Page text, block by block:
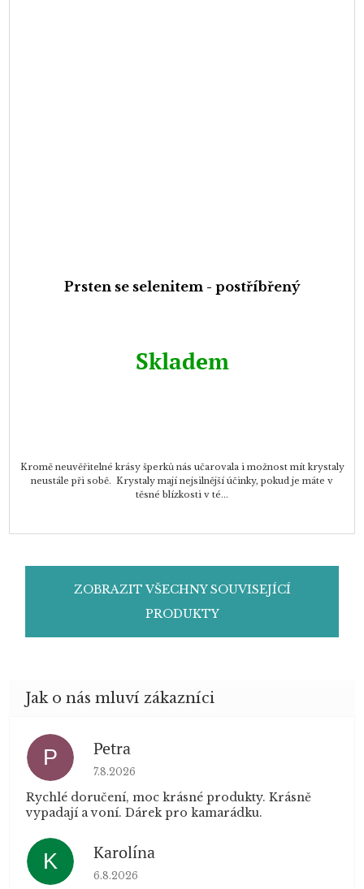
Prsten se selenitem - postříbřený
Skladem
Kromě neuvěřitelné krásy šperků nás učarovala i možnost mít krystaly
neustále při sobě. Krystaly mají nejsilnější účinky, pokud je máte v
těsné blízkosti v té...
ZOBRAZIT VŠECHNY SOUVISEJÍCÍ
PRODUKTY
P Petra
Hodnocení obchodu je 5 z 5 hvězdiček.
7.8.2026
Rychlé doručení, moc krásné produkty. Krásně
vypadají a voní. Dárek pro kamarádku.
K Karolína
Hodnocení obchodu je 5 z 5 hvězdiček.
6.8.2026